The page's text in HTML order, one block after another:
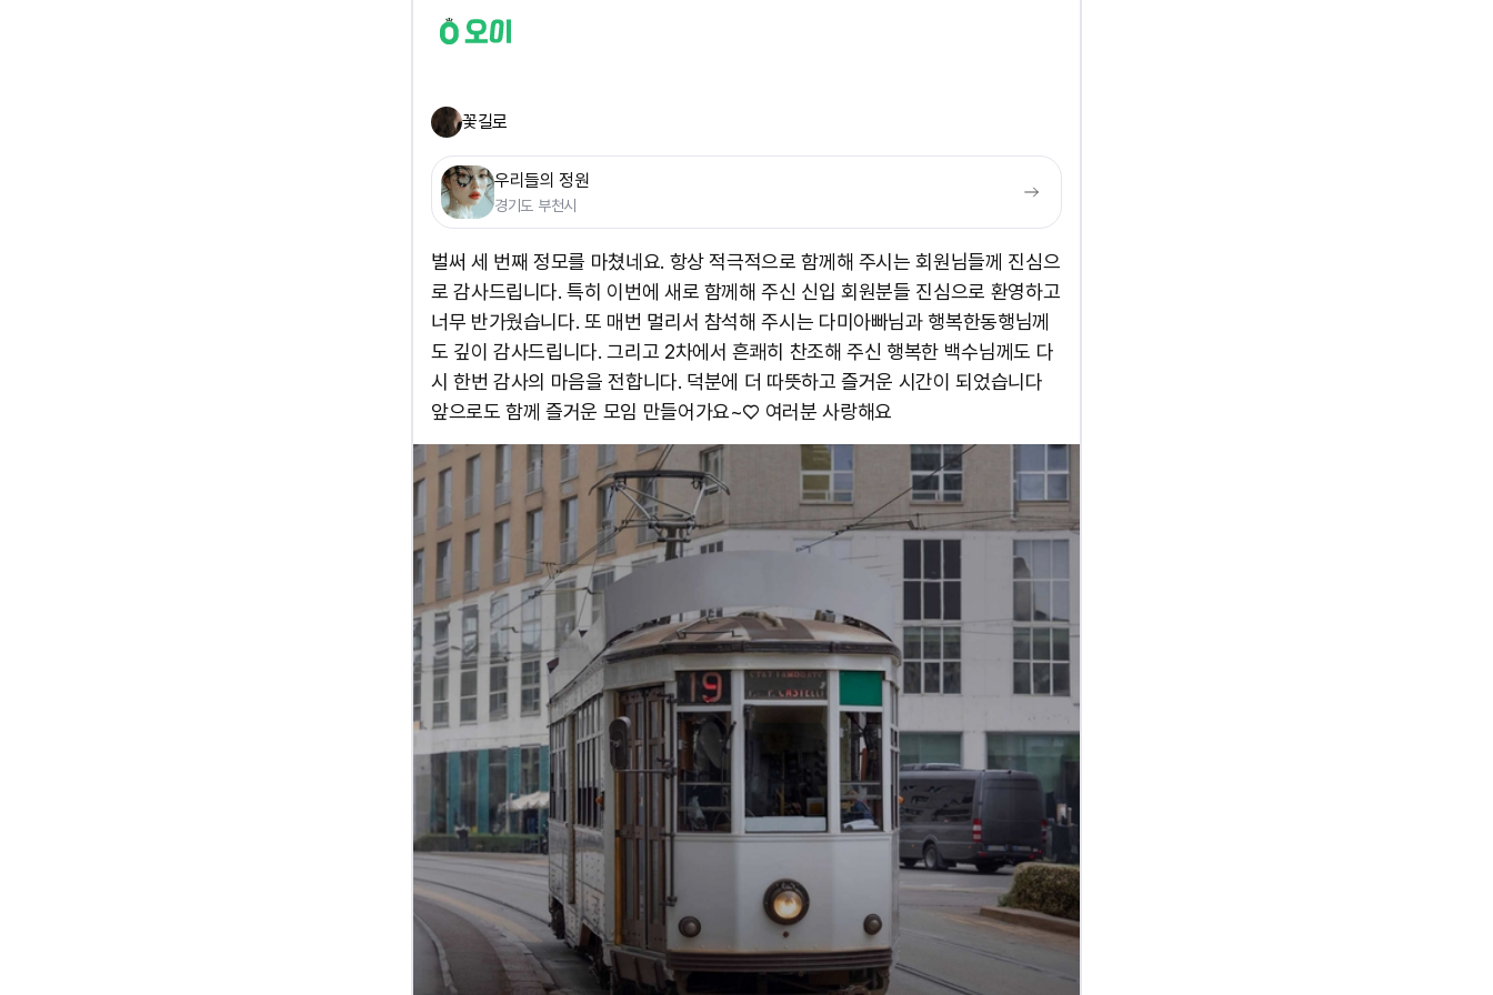
꽃길로
우리들의 정원
경기도 부천시
벌써 세 번째 정모를 마쳤네요. 항상 적극적으로 함께해 주시는 회원님들께 진심으
로 감사드립니다. 특히 이번에 새로 함께해 주신 신입 회원분들 진심으로 환영하고
너무 반가웠습니다. 또 매번 멀리서 참석해 주시는 다미아빠님과 행복한동행님께
도 깊이 감사드립니다. 그리고 2차에서 흔쾌히 찬조해 주신 행복한 백수님께도 다
시 한번 감사의 마음을 전합니다. 덕분에 더 따뜻하고 즐거운 시간이 되었습니다
앞으로도 함께 즐거운 모임 만들어가요~♡ 여러분 사랑해요